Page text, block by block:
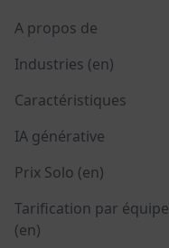
A propos de
Industries (en)
Caractéristiques
IA générative
Prix Solo (en)
Tarification par équipe
(en)